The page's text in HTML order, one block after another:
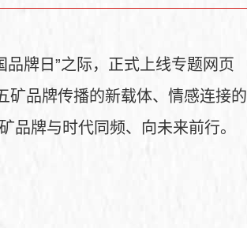
牌日”之际，正式上线专题网页
矿品牌传播的新载体、情感连接的
品牌与时代同频、向未来前行。